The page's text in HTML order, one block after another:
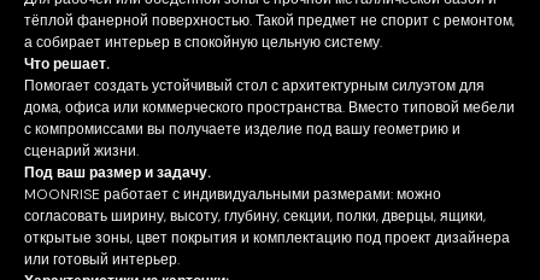
тёплой фанерной поверхностью. Такой предмет не спорит с ремонтом,
а собирает интерьер в спокойную цельную систему.
Что решает.
Помогает создать устойчивый стол с архитектурным силуэтом для
дома, офиса или коммерческого пространства. Вместо типовой мебели
с компромиссами вы получаете изделие под вашу геометрию и
сценарий жизни.
Под ваш размер и задачу.
MOONRISE работает с индивидуальными размерами: можно
согласовать ширину, высоту, глубину, секции, полки, дверцы, ящики,
открытые зоны, цвет покрытия и комплектацию под проект дизайнера
или готовый интерьер.